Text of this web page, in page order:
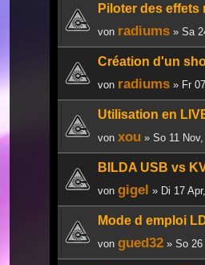
Piloter des effets
von radiums » Sa
Création d'un
von radiums » Fr
Utilisation en
von xou » So 11
BILDA USB vs
von gigel » Di 17
Mode d emploi
von gued32 » So 26